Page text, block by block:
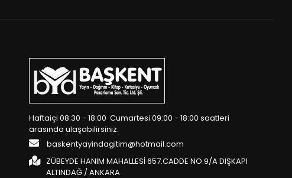
Haftaiçi 08:30 - 18:00 Cumartesi 09:00 - 18:00 saatleri
arasında ulaşabilirsiniz.
baskentyayindagitim@hotmail.com
ZÜBEYDE HANIM MAHALLESİ 657.CADDE NO:9/A DIŞKAPI
ALTINDAĞ / ANKARA